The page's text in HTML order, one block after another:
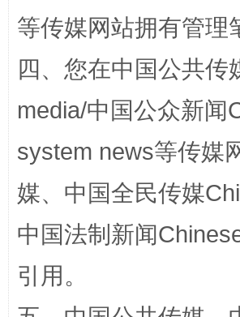
等传媒网站拥有管理
四、您在中国公共传
media/中国公众新闻
system news等传媒
媒、中国全民传媒
中国法制新闻
引用。